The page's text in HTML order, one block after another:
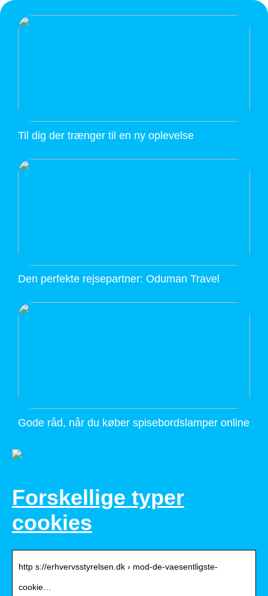
Til dig der trænger til en ny oplevelse
Den perfekte rejsepartner: Oduman Travel
Gode råd, når du køber spisebordslamper online
Forskellige typer
cookies
http s://erhvervsstyrelsen.dk › mod-de-vaesentligste-
cookie…